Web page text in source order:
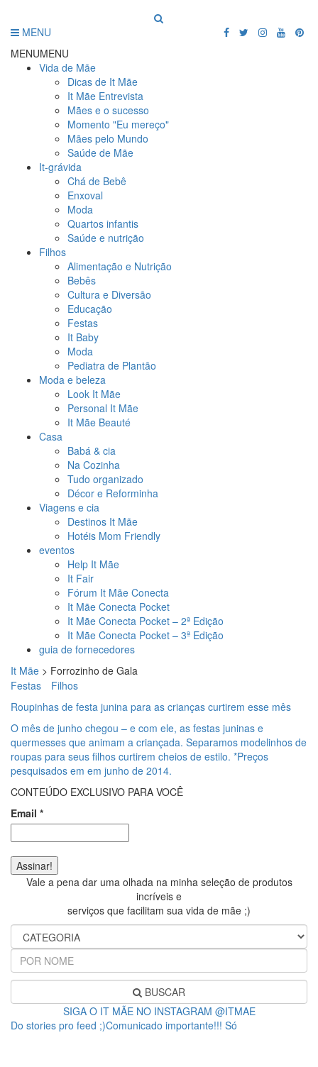
MENU
MENUMENU
Vida de Mãe
Dicas de It Mãe
It Mãe Entrevista
Mães e o sucesso
Momento "Eu mereço"
Mães pelo Mundo
Saúde de Mãe
It-grávida
Chá de Bebê
Enxoval
Moda
Quartos infantis
Saúde e nutrição
Filhos
Alimentação e Nutrição
Bebês
Cultura e Diversão
Educação
Festas
It Baby
Moda
Pediatra de Plantão
Moda e beleza
Look It Mãe
Personal It Mãe
It Mãe Beauté
Casa
Babá & cia
Na Cozinha
Tudo organizado
Décor e Reforminha
Viagens e cia
Destinos It Mãe
Hotéis Mom Friendly
eventos
Help It Mãe
It Fair
Fórum It Mãe Conecta
It Mãe Conecta Pocket
It Mãe Conecta Pocket – 2ª Edição
It Mãe Conecta Pocket – 3ª Edição
guia de fornecedores
It Mãe > Forrozinho de Gala
Festas
Filhos
Roupinhas de festa junina para as crianças curtirem esse mês
O mês de junho chegou – e com ele, as festas juninas e
quermesses que animam a criançada. Separamos modelinhos de
roupas para seus filhos curtirem cheios de estilo. *Preços
pesquisados em em junho de 2014.
CONTEÚDO EXCLUSIVO PARA VOCÊ
Email *
Vale a pena dar uma olhada na minha seleção de produtos
incríveis e
serviços que facilitam sua vida de mãe ;)
BUSCAR
SIGA O IT MÃE NO INSTAGRAM @ITMAE
Do stories pro feed ;)Comunicado importante!!! Só